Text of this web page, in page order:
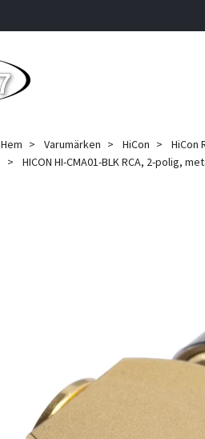
Hem Varumärken HiCon
HiCon
HICON HI-CMA01-BLK RCA, 2-polig,